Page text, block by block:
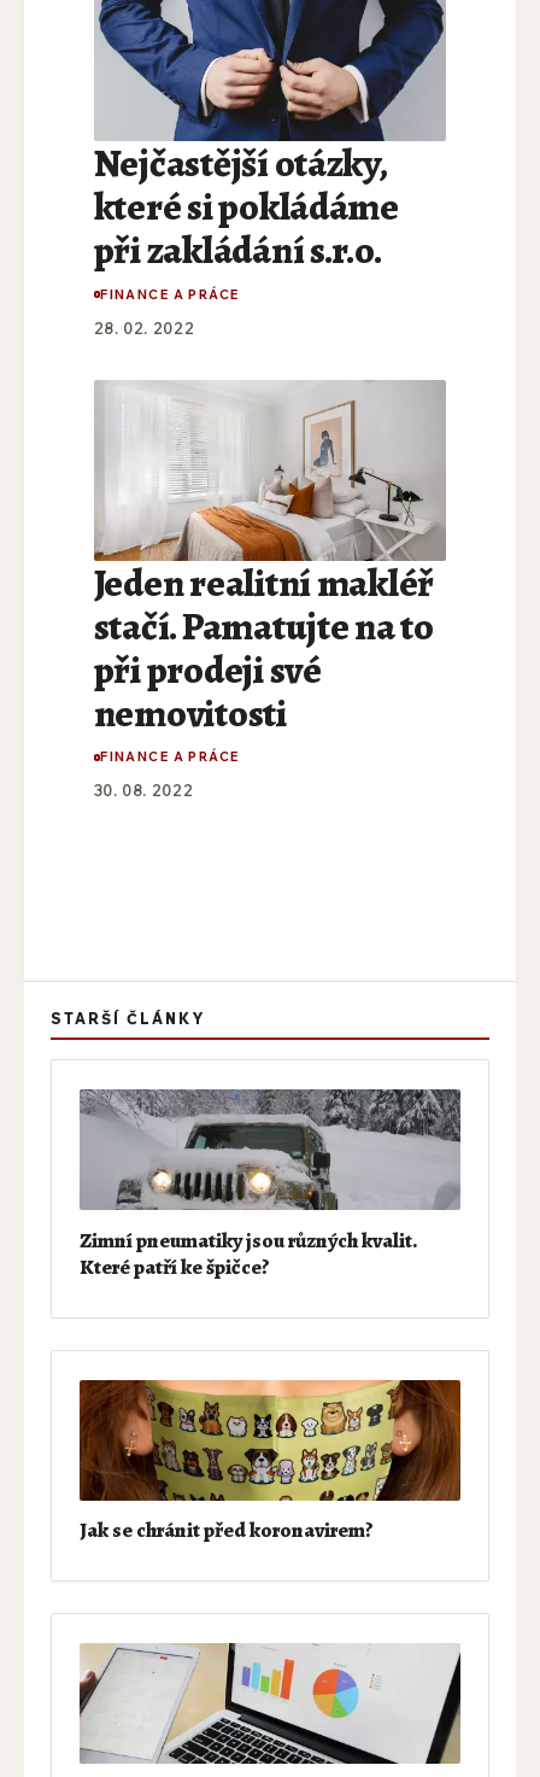
Nejčastější otázky,
které si pokládáme
při zakládání s.r.o.
FINANCE A PRÁCE
28. 02. 2022
Jeden realitní makléř
stačí. Pamatujte na to
při prodeji své
nemovitosti
FINANCE A PRÁCE
30. 08. 2022
STARŠÍ ČLÁNKY
Zimní pneumatiky jsou různých kvalit.
Které patří ke špičce?
Jak se chránit před koronavirem?